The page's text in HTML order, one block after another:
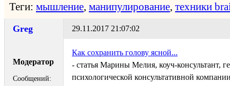
Теги: мышление, манипулирование, техники
Greg
Модератор
Сообщений:
29.11.2017 21:07:02
Как сохранить голову ясной...
- статья Марины Мелия, коуч-консультант,
психологической консультативной